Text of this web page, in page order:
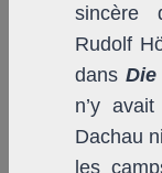
sincère
Rudolf
dans Die
n’y
Dachau
les